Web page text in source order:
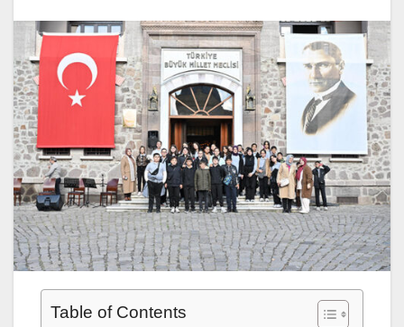
Table of Contents